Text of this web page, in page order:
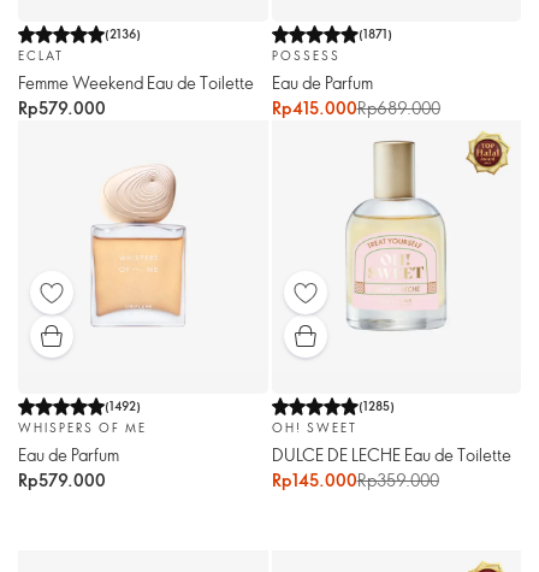
(2136)
ECLAT
Femme Weekend Eau de Toilette
Rp579.000
(1871)
POSSESS
Eau de Parfum
Rp415.000Rp689.000
(1492)
WHISPERS OF ME
Eau de Parfum
Rp579.000
(1285)
OH! SWEET
DULCE DE LECHE Eau de Toilette
Rp145.000Rp359.000